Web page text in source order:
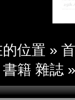
位置 »
籍 雜誌